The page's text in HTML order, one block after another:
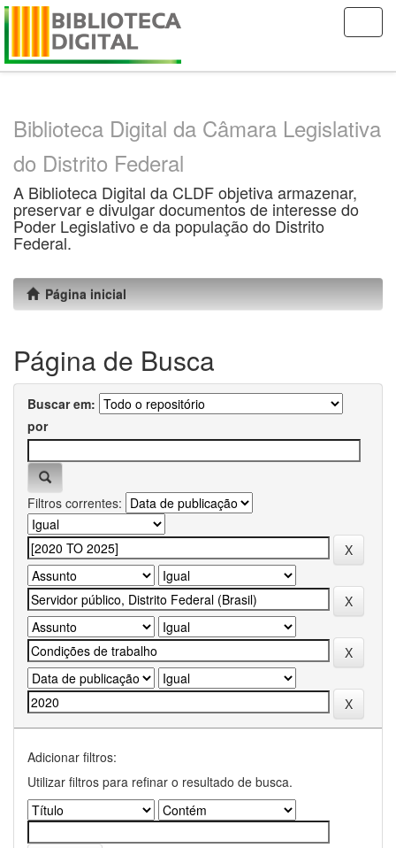
Skip
Biblioteca Digital da Câmara Legislativa
do Distrito Federal
A Biblioteca Digital da CLDF objetiva armazenar,
preservar e divulgar documentos de interesse do
Poder Legislativo e da população do Distrito
Federal.
Página inicial
Página de Busca
Buscar em:
por
Filtros correntes:
Adicionar filtros:
Utilizar filtros para refinar o resultado de busca.